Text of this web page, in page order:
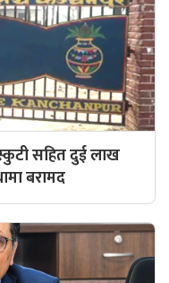
सहित दुई लाख
बरामद